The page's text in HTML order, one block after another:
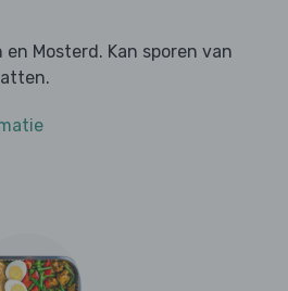
Mosterd. Kan sporen van